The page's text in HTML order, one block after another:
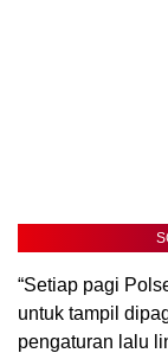
“Setiap pagi
untuk tampil
pengaturan lalu